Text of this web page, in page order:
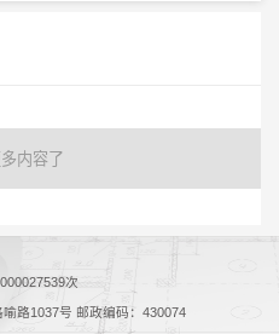
内容了
次
路1037号 邮政编码：430074